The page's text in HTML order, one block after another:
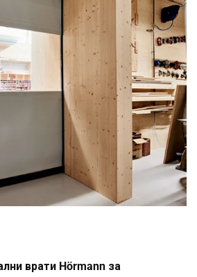
врати Hörmann за